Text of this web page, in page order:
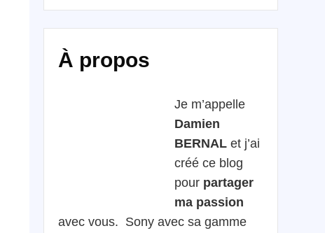
À propos
Je m’appelle
Damien
BERNAL et j’ai
créé ce blog
pour partager
ma passion
avec vous. Sony avec sa gamme